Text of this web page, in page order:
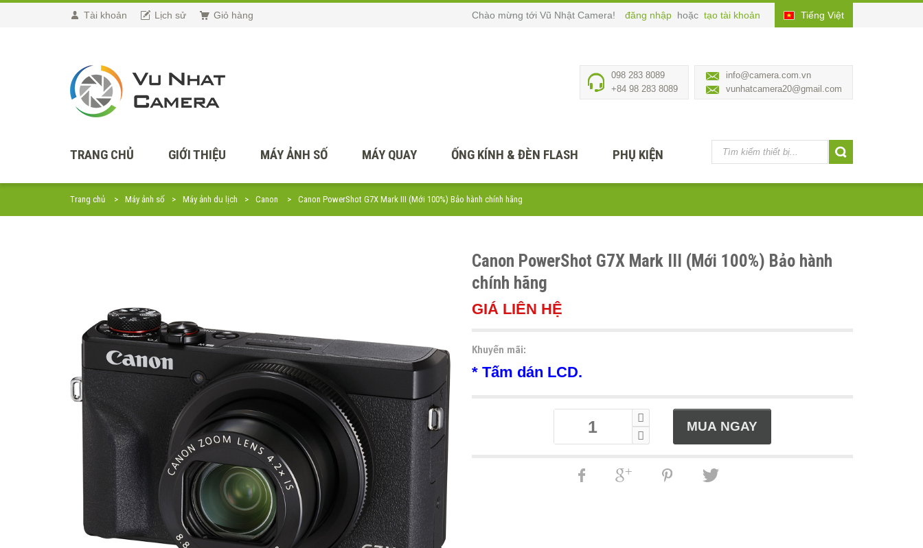
Tài khoản Lịch sử Giỏ hàng Tiếng Việt
Chào mừng tới Vũ Nhật Camera! đăng nhập hoặc tạo tài khoản
info@camera.com.vn
vunhatcamera20@gmail.com
098 283 8089
+84 98 283 8089
TRANG CHỦ GIỚI THIỆU MÁY ẢNH SỐ MÁY QUAY ỐNG KÍNH & ĐÈN FLASH PHỤ KIỆN
Trang chủ Máy ảnh số Máy ảnh du lịch Canon Canon PowerShot G7X Mark III (Mới 100%) Bảo hành chính hãng
Canon PowerShot G7X Mark III (Mới 100%) Bảo hành
chính hãng
GIÁ LIÊN HỆ
Khuyến mãi:
* Tấm dán LCD.